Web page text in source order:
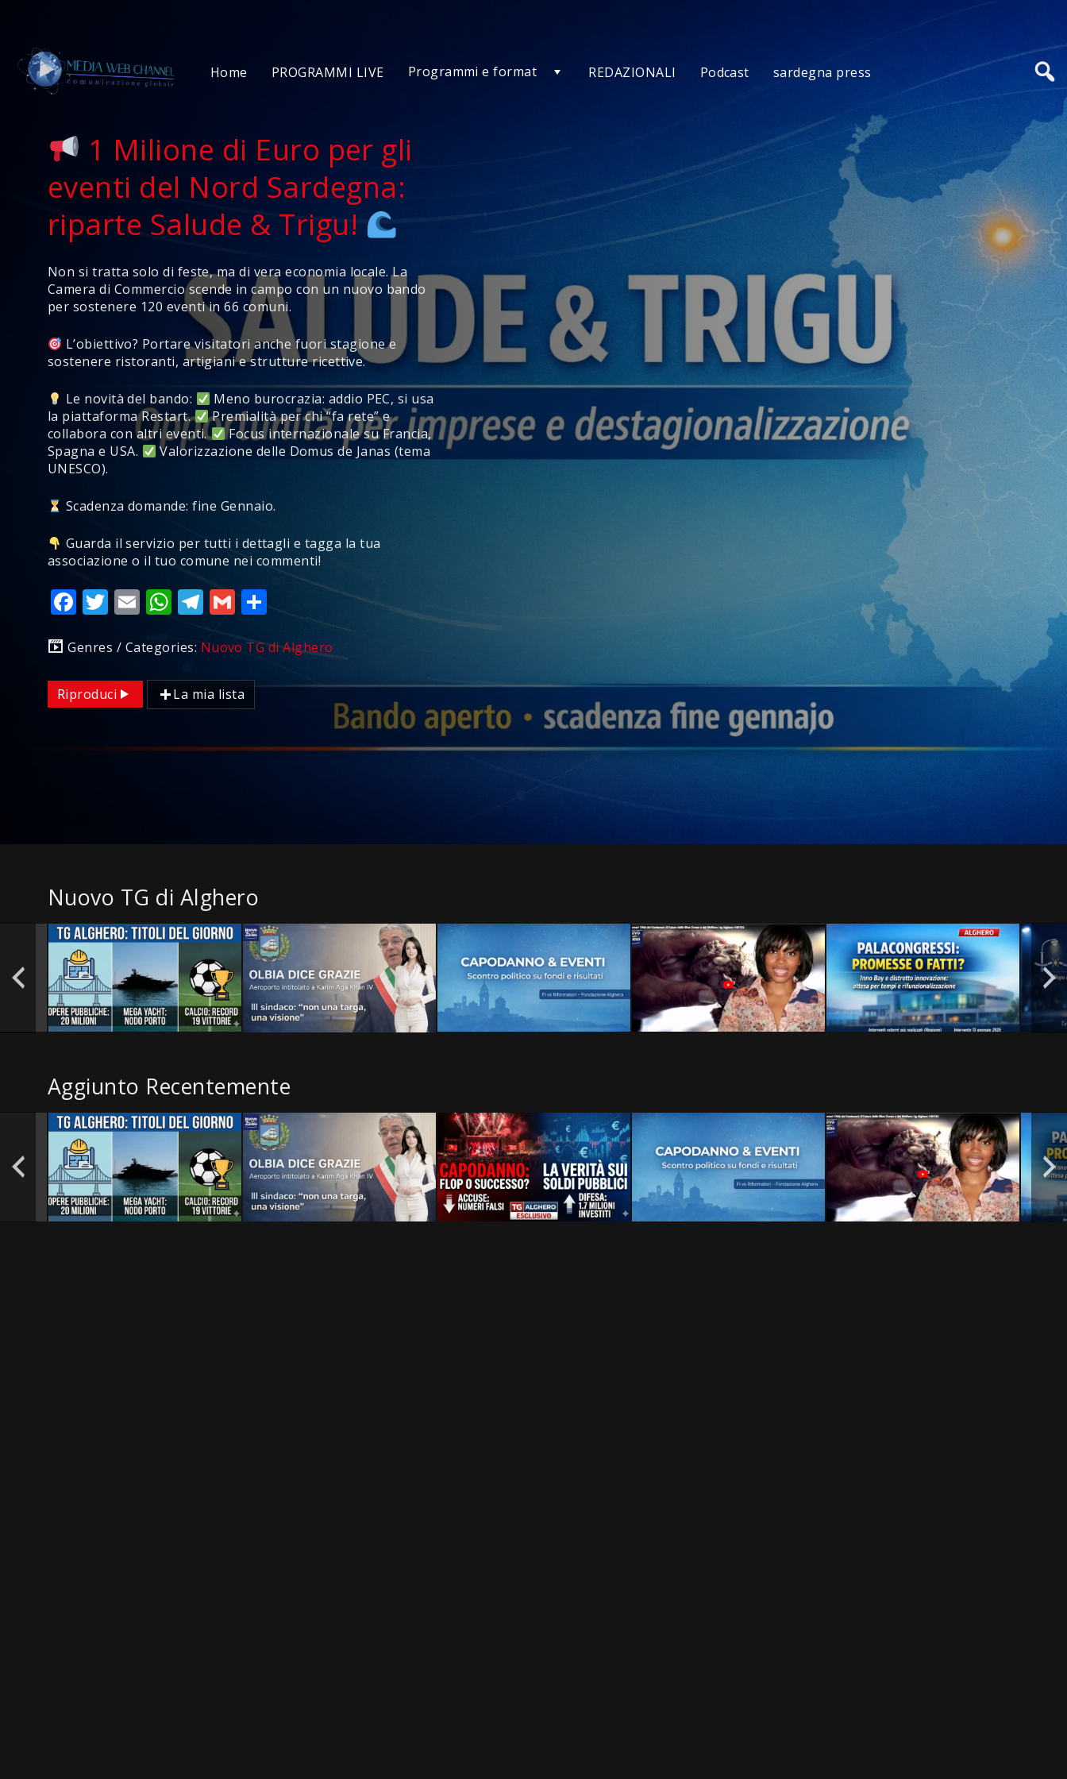
Home PROGRAMMI LIVE Programmi e format REDAZIONALI Podcast sardegna press
1 Milione di Euro per gli
eventi del Nord Sardegna:
riparte Salude & Trigu!
Non si tratta solo di feste, ma di vera economia locale. La
Camera di Commercio scende in campo con un nuovo bando
per sostenere 120 eventi in 66 comuni.
L’obiettivo? Portare visitatori anche fuori stagione e
sostenere ristoranti, artigiani e strutture ricettive.
Le novità del bando:
Meno burocrazia: addio PEC, si usa
la piattaforma Restart.
Premialità per chi “fa rete” e
collabora con altri eventi.
Focus internazionale su Francia,
Spagna e USA.
Valorizzazione delle Domus de Janas (tema
UNESCO).
Scadenza domande: fine Gennaio.
Guarda il servizio per tutti i dettagli e tagga la tua
associazione o il tuo comune nei commenti!
Facebook
Twitter
EmailWhatsApp
Telegram
GmailCondividi
Genres / Categories: Nuovo TG di Alghero
Riproduci La mia lista
Nuovo TG di Alghero
Aggiunto Recentemente